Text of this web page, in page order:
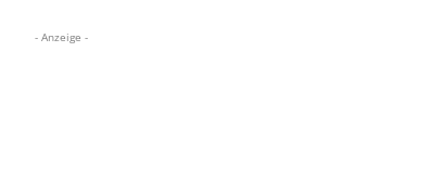
- Anzeige -